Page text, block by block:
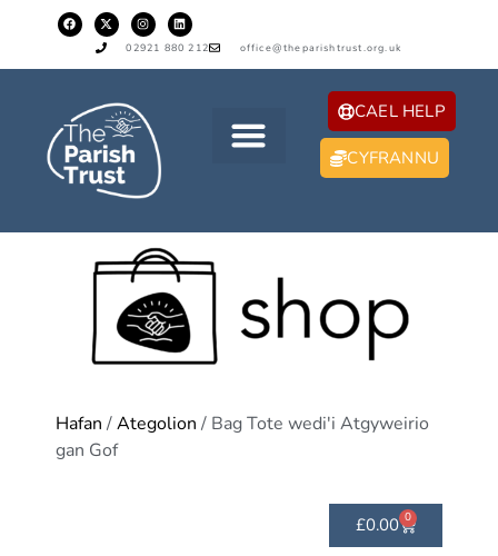
02921 880 212 office@theparishtrust.org.uk
CAEL HELP
CYFRANNU
Hafan /Ategolion / Bag Tote wedi'i Atgyweirio
gan Gof
£0.00 0